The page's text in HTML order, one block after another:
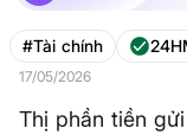
#Tài chính
17/05/2026
Thị phần tiền